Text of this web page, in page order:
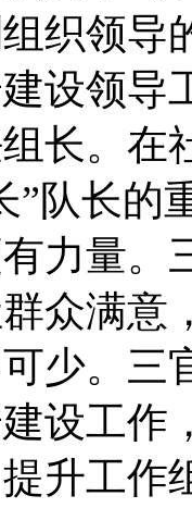
织领导
设领导
长。在
”队长的
力量。
众满意
少。三
设工作
升工作